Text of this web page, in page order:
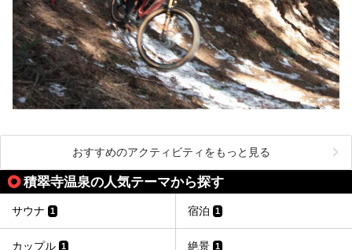
おすすめのアクティビティをもっと見る
積翠寺温泉の人気テーマから探す
サウナ 1 宿泊 1
カップル 1 絶景 1